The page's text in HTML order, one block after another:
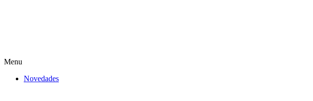
Menu
Novedades